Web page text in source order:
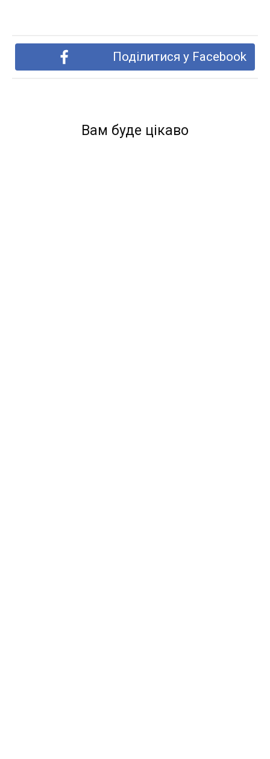
Поділитися у Facebook
Вам буде цікаво